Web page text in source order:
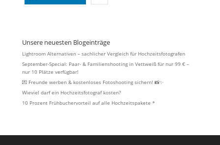
Unsere neuesten Blogeinträge
Lightroom Alternativen – sachlicher Vergleich für Hochzeitsfotografen
September-Special: Paar- & Familienshooting in Vettweiß für nur 99 € –
nur 10 Plätze verfügbar!
💌 Freunde werben & kostenloses Fotoshooting sichern! 📸✨
Wieviel darf ein Hochzeitsfotograf kosten?
10 Prozent Frühbuchervorteil auf alle Hochzeitspakete *